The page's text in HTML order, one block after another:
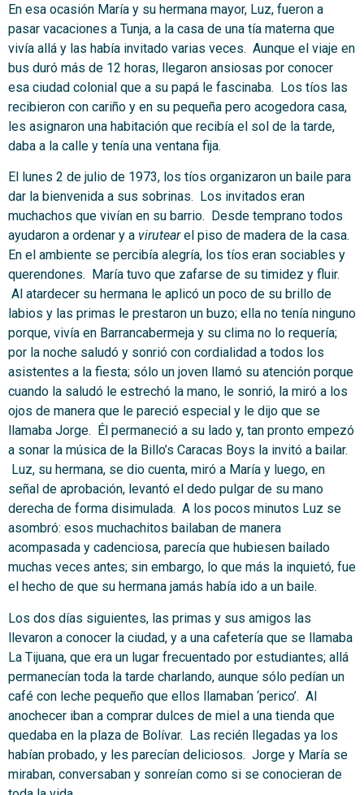
En esa ocasión María y su hermana mayor, Luz, fueron a
pasar vacaciones a Tunja, a la casa de una tía materna que
vivía allá y las había invitado varias veces. Aunque el viaje en
bus duró más de 12 horas, llegaron ansiosas por conocer
esa ciudad colonial que a su papá le fascinaba. Los tíos las
recibieron con cariño y en su pequeña pero acogedora casa,
les asignaron una habitación que recibía el sol de la tarde,
daba a la calle y tenía una ventana fija.
El lunes 2 de julio de 1973, los tíos organizaron un baile para
dar la bienvenida a sus sobrinas. Los invitados eran
muchachos que vivían en su barrio. Desde temprano todos
ayudaron a ordenar y a virutearel piso de madera de la casa.
En el ambiente se percibía alegría, los tíos eran sociables y
querendones. María tuvo que zafarse de su timidez y fluir.
Al atardecer su hermana le aplicó un poco de su brillo de
labios y las primas le prestaron un buzo; ella no tenía ninguno
porque, vivía en Barrancabermeja y su clima no lo requería;
por la noche saludó y sonrió con cordialidad a todos los
asistentes a la fiesta; sólo un joven llamó su atención porque
cuando la saludó le estrechó la mano, le sonrió, la miró a los
ojos de manera que le pareció especial y le dijo que se
llamaba Jorge. Él permaneció a su lado y, tan pronto empezó
a sonar la música de la Billo’s Caracas Boys la invitó a bailar.
Luz, su hermana, se dio cuenta, miró a María y luego, en
señal de aprobación, levantó el dedo pulgar de su mano
derecha de forma disimulada. A los pocos minutos Luz se
asombró: esos muchachitos bailaban de manera
acompasada y cadenciosa, parecía que hubiesen bailado
muchas veces antes; sin embargo, lo que más la inquietó, fue
el hecho de que su hermana jamás había ido a un baile.
Los dos días siguientes, las primas y sus amigos las
llevaron a conocer la ciudad, y a una cafetería que se llamaba
La Tijuana, que era un lugar frecuentado por estudiantes; allá
permanecían toda la tarde charlando, aunque sólo pedían un
café con leche pequeño que ellos llamaban ‘perico’. Al
anochecer iban a comprar dulces de miel a una tienda que
quedaba en la plaza de Bolívar. Las recién llegadas ya los
habían probado, y les parecían deliciosos. Jorge y María se
miraban, conversaban y sonreían como si se conocieran de